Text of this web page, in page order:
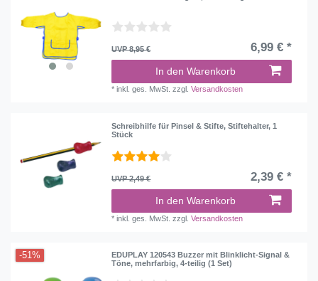
UVP 8,95 € 6,99 € *
In den Warenkorb
*inkl. ges. MwSt. zzgl.Versandkosten
Schreibhilfe für Pinsel & Stifte, Stiftehalter, 1
Stück
UVP 2,49 € 2,39 € *
In den Warenkorb
*inkl. ges. MwSt. zzgl.Versandkosten
-51%
EDUPLAY 120543 Buzzer mit Blinklicht-Signal &
Töne, mehrfarbig, 4-teilig (1 Set)